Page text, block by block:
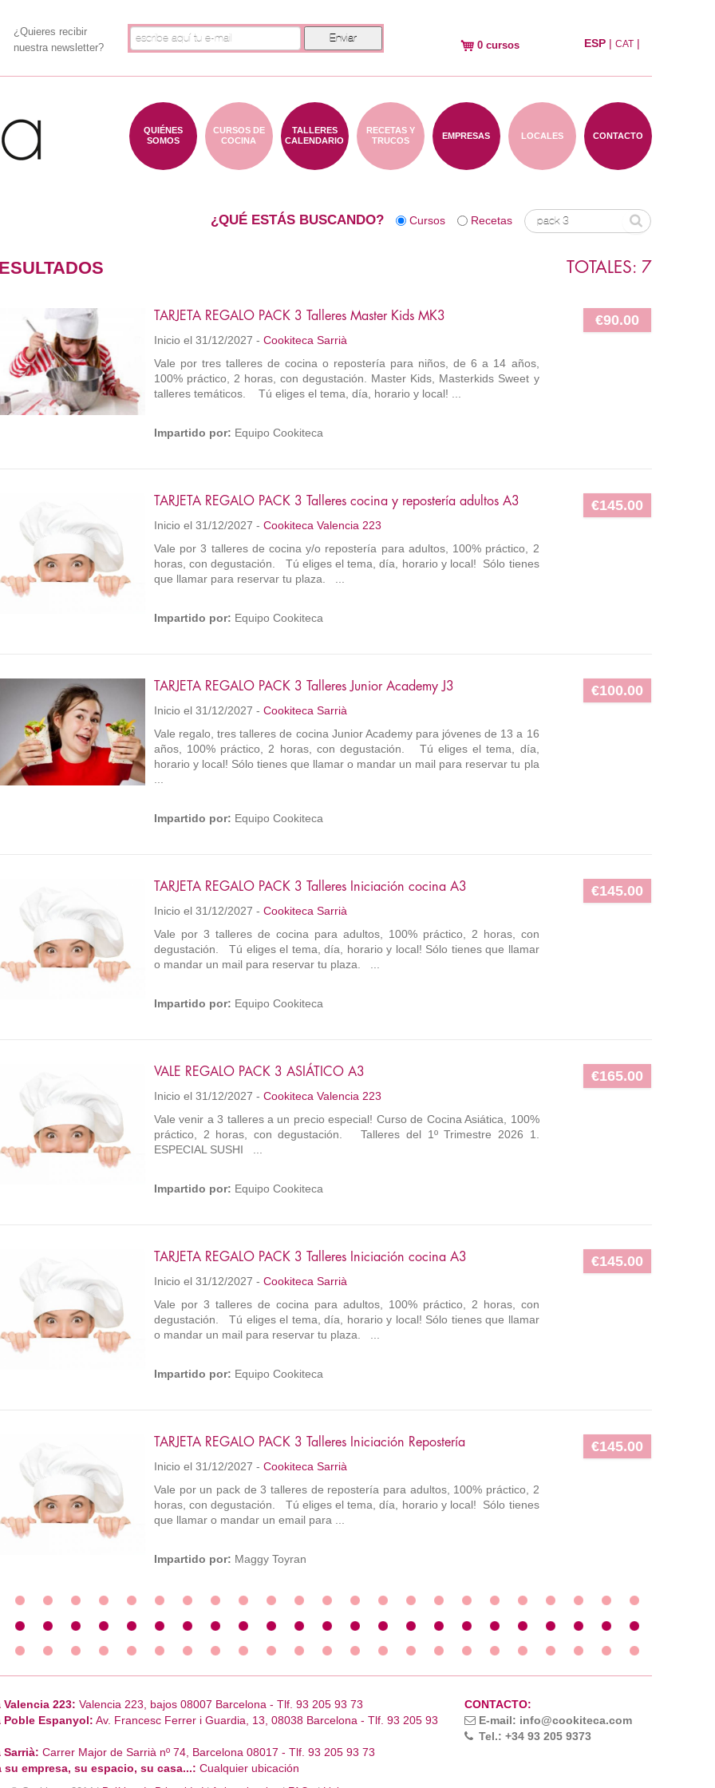
¿Quieres recibir
nuestra newsletter?
0 cursos ESP| CAT|
CONTACTO
LOCALES
EMPRESAS
RECETAS Y
TRUCOS
TALLERES
CALENDARIO
CURSOS DE
COCINA
QUIÉNES
SOMOS
Recetas
Cursos
¿QUÉ ESTÁS BUSCANDO?
TOTALES: 7
TARJETA REGALO PACK 3 Talleres Master Kids MK3
Inicio el 31/12/2027 - Cookiteca Sarrià
Vale por tres talleres de cocina o repostería para niños, de 6 a 14 años,
100% práctico, 2 horas, con degustación. Master Kids, Masterkids Sweet y
talleres temáticos. Tú eliges el tema, día, horario y local! ...
Impartido por: Equipo Cookiteca
€90.00
TARJETA REGALO PACK 3 Talleres cocina y repostería adultos A3
Inicio el 31/12/2027 - Cookiteca Valencia 223
Vale por 3 talleres de cocina y/o repostería para adultos, 100% práctico, 2
horas, con degustación. Tú eliges el tema, día, horario y local! Sólo tienes
que llamar para reservar tu plaza. ...
Impartido por: Equipo Cookiteca
€145.00
TARJETA REGALO PACK 3 Talleres Junior Academy J3
Inicio el 31/12/2027 - Cookiteca Sarrià
Vale regalo, tres talleres de cocina Junior Academy para jóvenes de 13 a 16
años, 100% práctico, 2 horas, con degustación. Tú eliges el tema, día,
horario y local! Sólo tienes que llamar o mandar un mail para reservar tu pla
Impartido por: Equipo Cookiteca
€100.00
TARJETA REGALO PACK 3 Talleres Iniciación cocina A3
Inicio el 31/12/2027 - Cookiteca Sarrià
Vale por 3 talleres de cocina para adultos, 100% práctico, 2 horas, con
degustación. Tú eliges el tema, día, horario y local! Sólo tienes que llamar
o mandar un mail para reservar tu plaza. ...
Impartido por: Equipo Cookiteca
€145.00
VALE REGALO PACK 3 ASIÁTICO A3
Inicio el 31/12/2027 - Cookiteca Valencia 223
Vale venir a 3 talleres a un precio especial! Curso de Cocina Asiática, 100%
práctico, 2 horas, con degustación. Talleres del 1º Trimestre 2026 1.
ESPECIAL SUSHI ...
Impartido por: Equipo Cookiteca
€165.00
TARJETA REGALO PACK 3 Talleres Iniciación cocina A3
Inicio el 31/12/2027 - Cookiteca Sarrià
Vale por 3 talleres de cocina para adultos, 100% práctico, 2 horas, con
degustación. Tú eliges el tema, día, horario y local! Sólo tienes que llamar
o mandar un mail para reservar tu plaza. ...
Impartido por: Equipo Cookiteca
€145.00
TARJETA REGALO PACK 3 Talleres Iniciación Repostería
Inicio el 31/12/2027 - Cookiteca Sarrià
Vale por un pack de 3 talleres de repostería para adultos, 100% práctico, 2
horas, con degustación. Tú eliges el tema, día, horario y local! Sólo tienes
que llamar o mandar un email para ...
Impartido por: Maggy Toyran
€145.00
223: Valencia 223, bajos 08007 Barcelona - Tlf. 93 205 93 73
Poble Espanyol: Av. Francesc Ferrer i Guardia, 13, 08038 Barcelona - Tlf. 93 205 93
Sarrià: Carrer Major de Sarrià nº 74, Barcelona 08017 - Tlf. 93 205 93 73
su empresa, su espacio, su casa...: Cualquier ubicación
CONTACTO:
E-mail: info@cookiteca.com
Tel.: +34 93 205 9373